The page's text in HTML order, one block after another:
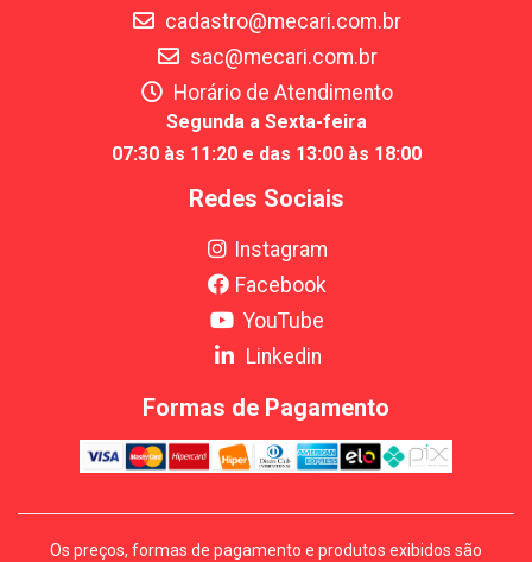
cadastro@mecari.com.br
sac@mecari.com.br
Horário de Atendimento
Segunda a Sexta-feira
07:30 às 11:20 e das 13:00 às 18:00
Redes Sociais
Instagram
Facebook
YouTube
Linkedin
Formas de Pagamento
Os preços, formas de pagamento e produtos exibidos são